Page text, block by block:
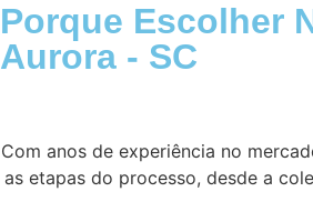
Porque Escolher
Aurora - SC
Com anos de experiência no
as etapas do processo, desde a